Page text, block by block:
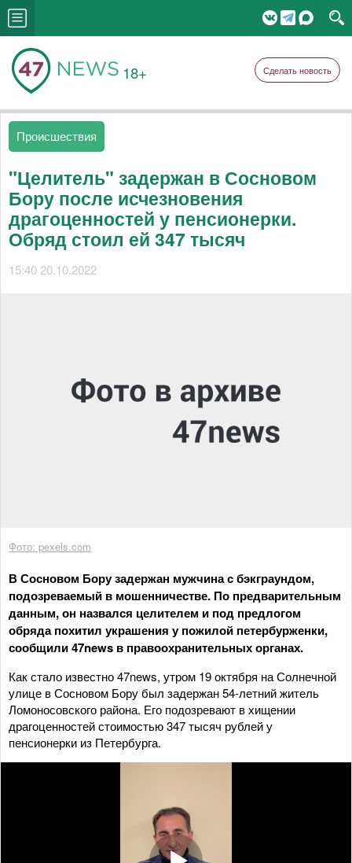
18+ Сделать новость
Происшествия
"Целитель" задержан в Сосновом
Бору после исчезновения
драгоценностей у пенсионерки.
Обряд стоил ей 347 тысяч
15:40 20.10.2022
Фото: pexels.com
В Сосновом Бору задержан мужчина с бэкграундом,
подозреваемый в мошенничестве. По предварительным
данным, он назвался целителем и под предлогом
обряда похитил украшения у пожилой петербурженки,
сообщили 47news в правоохранительных органах.
Как стало известно 47news, утром 19 октября на Солнечной
улице в Сосновом Бору был задержан 54-летний житель
Ломоносовского района. Его подозревают в хищении
драгоценностей стоимостью 347 тысяч рублей у
пенсионерки из Петербурга.